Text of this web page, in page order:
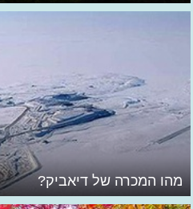
מהו המכרה של דיאביק?